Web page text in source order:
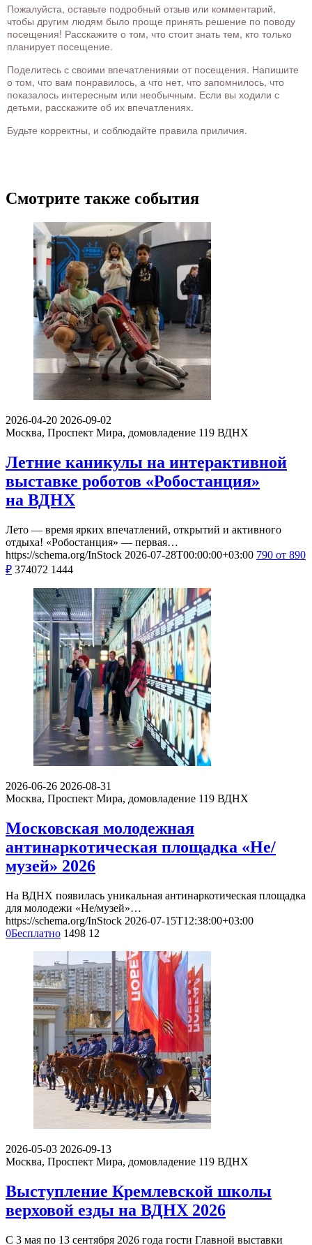
Пожалуйста, оставьте подробный отзыв или комментарий,
чтобы другим людям было проще принять решение по поводу
посещения! Расскажите о том, что стоит знать тем, кто только
планирует посещение.
Поделитесь с своими впечатлениями от посещения. Напишите
о том, что вам понравилось, а что нет, что запомнилось, что
показалось интересным или необычным. Если вы ходили с
детьми, расскажите об их впечатлениях.
Будьте корректны, и соблюдайте правила приличия.
Смотрите также события
2026-04-20 2026-09-02
Москва, Проспект Мира, домовладение 119 ВДНХ
Летние каникулы на интерактивной
выставке роботов «Робостанция»
на ВДНХ
Лето — время ярких впечатлений, открытий и активного
отдыха! «Робостанция» — первая…
https://schema.org/InStock 2026-07-28T00:00:00+03:00 790 от 890
₽ 374072 1444
2026-06-26 2026-08-31
Москва, Проспект Мира, домовладение 119 ВДНХ
Московская молодежная
антинаркотическая площадка «Не/
музей» 2026
На ВДНХ появилась уникальная антинаркотическая площадка
для молодежи «Не/музей»…
https://schema.org/InStock 2026-07-15T12:38:00+03:00
0Бесплатно 1498 12
2026-05-03 2026-09-13
Москва, Проспект Мира, домовладение 119 ВДНХ
Выступление Кремлевской школы
верховой езды на ВДНХ 2026
С 3 мая по 13 сентября 2026 года гости Главной выставки